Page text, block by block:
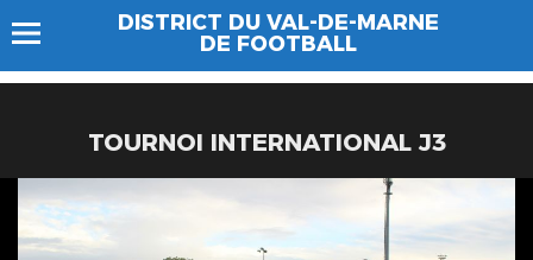
DISTRICT DU VAL-DE-MARNE
DE FOOTBALL
TOURNOI INTERNATIONAL J3